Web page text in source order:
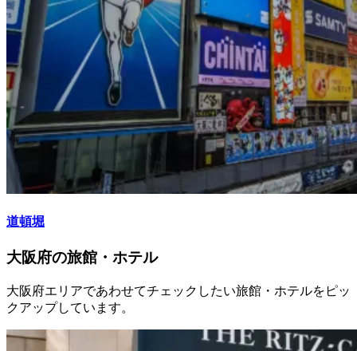
道頓堀
大阪府の旅館・ホテル
大阪府エリアであわせてチェックしたい旅館・ホテルをピッ
クアップしています。